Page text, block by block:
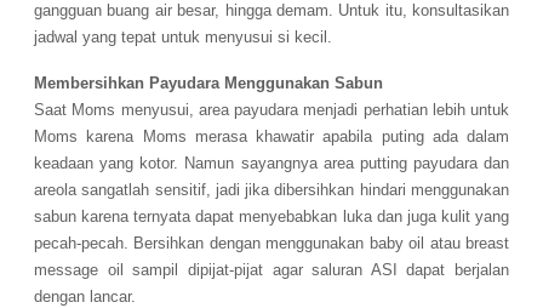
gangguan buang air besar, hingga demam. Untuk itu, konsultasikan
jadwal yang tepat untuk menyusui si kecil.
Membersihkan Payudara Menggunakan Sabun
Saat Moms menyusui, area payudara menjadi perhatian lebih untuk
Moms karena Moms merasa khawatir apabila puting ada dalam
keadaan yang kotor. Namun sayangnya area putting payudara dan
areola sangatlah sensitif, jadi jika dibersihkan hindari menggunakan
sabun karena ternyata dapat menyebabkan luka dan juga kulit yang
pecah-pecah. Bersihkan dengan menggunakan baby oil atau breast
message oil sampil dipijat-pijat agar saluran ASI dapat berjalan
dengan lancar.